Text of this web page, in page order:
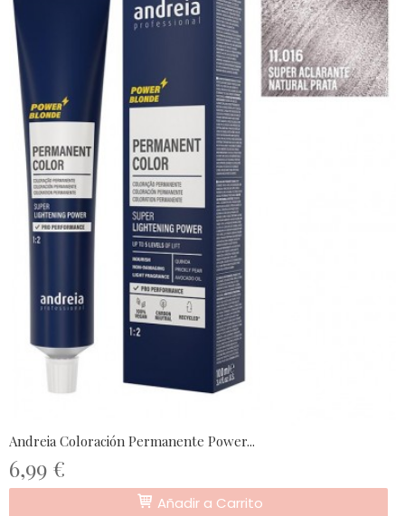
Andreia Coloración Permanente Power...
6,99 €
Añadir a Carrito